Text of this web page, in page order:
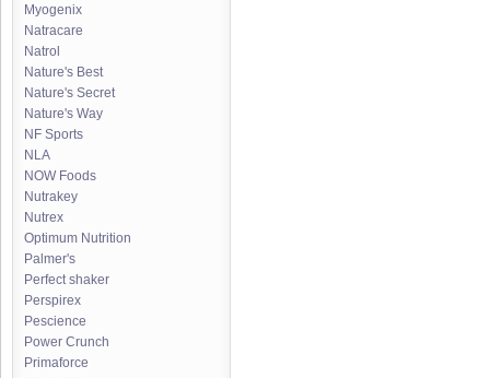
Myogenix
Natracare
Natrol
Nature's Best
Nature's Secret
Nature's Way
NF Sports
NLA
NOW Foods
Nutrakey
Nutrex
Optimum Nutrition
Palmer's
Perfect shaker
Perspirex
Pescience
Power Crunch
Primaforce